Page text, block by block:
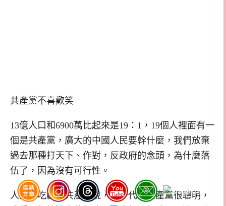
共產黨不喜歡笑
13億人口和6900萬比起來是19：1，19個人裡面有一
個是共產黨，廣大的中國人民要幹什麼，我們放棄
過去那種打天下、作對，反政府的念頭，為什麼落
伍了，因為沒有可行性。
人民會吃虧，共產黨說，下一代的共產黨很聰明，